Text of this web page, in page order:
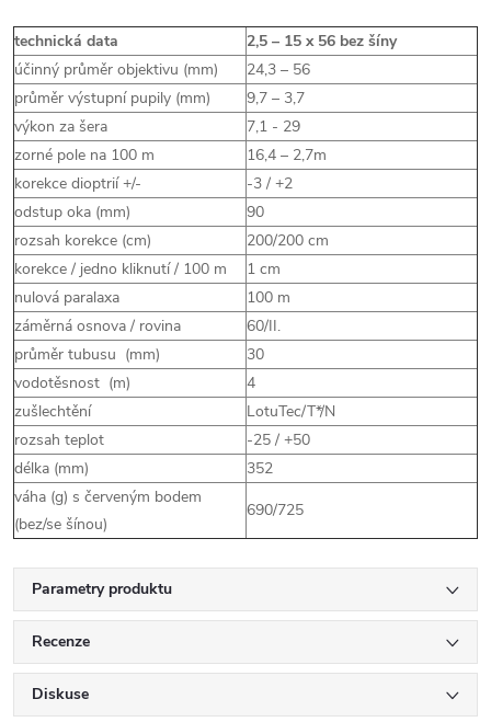
technická data
2,5 – 15 x 56 bez šíny
účinný průměr objektivu (mm)
24,3 – 56
průměr výstupní pupily (mm)
9,7 – 3,7
výkon za šera
7,1 - 29
zorné pole na 100 m
16,4 – 2,7m
korekce dioptrií +/-
-3 / +2
odstup oka (mm)
90
rozsah korekce (cm)
200/200 cm
korekce / jedno kliknutí / 100 m
1 cm
nulová paralaxa
100 m
záměrná osnova / rovina
60/II.
průměr tubusu (mm)
30
vodotěsnost (m)
4
zušlechtění
LotuTec/T*/N
rozsah teplot
-25 / +50
délka (mm)
352
váha (g) s červeným bodem
(bez/se šínou)
690/725
Parametry produktu
Recenze
Diskuse